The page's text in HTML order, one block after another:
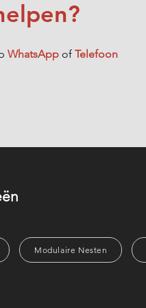
WhatsApp of Telefoon
Modulaire Nesten